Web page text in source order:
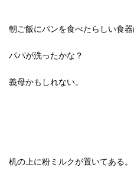
朝ご飯にパンを食べたらしい食
パパが洗ったかな？
義母かもしれない。
机の上に粉ミルクが置いてある。